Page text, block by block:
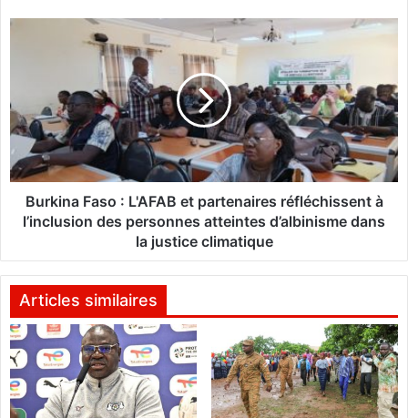
u
F
a
n
c
b
t
i
e
n
L
B
i
n
F
a
'
A
B
e
t
p
Burkina Faso : L'AFAB et partenaires réfléchissent à
l’inclusion des personnes atteintes d’albinisme dans
la justice climatique
Articles similaires